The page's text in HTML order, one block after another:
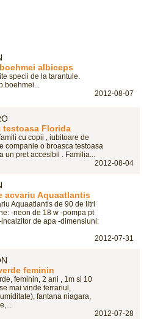
albiceps
specii de la tarantule.
2012-08-07
testoasa Florida
cu copii , iubitoare de
companie o broasca testoasa
un pret accesibil . Familia...
2012-08-04
acvariu Aquaatlantis
Aquaatlantis de 90 de litri
-neon de 18 w -pompa pt
de apa -dimensiuni:
2012-07-31
feminin
feminin, 2 ani , 1m si 10
mai vinde terrariul,
fantana niagara,
2012-07-28